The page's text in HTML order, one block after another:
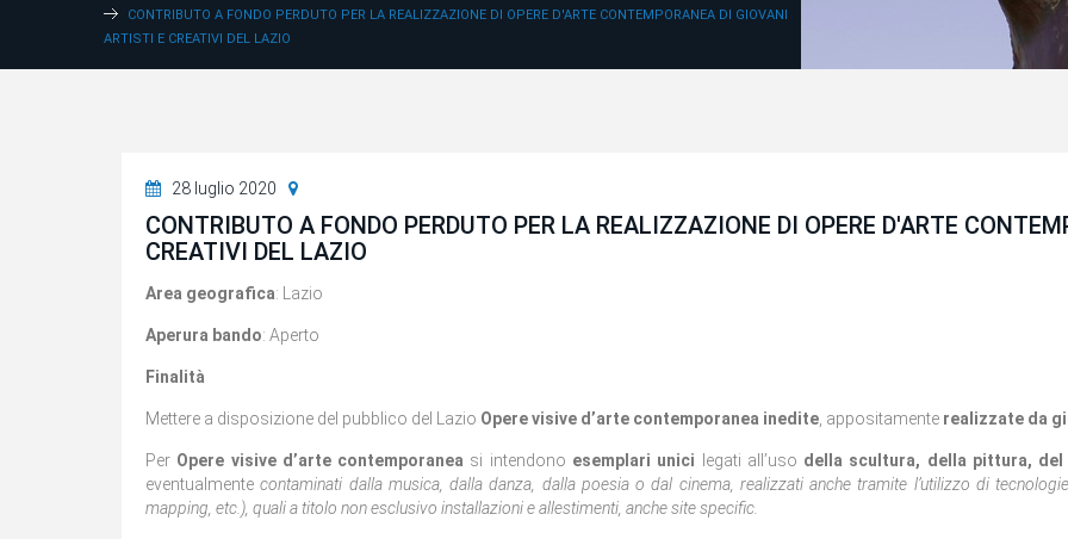
CONTRIBUTO A FONDO PERDUTO PER LA REALIZZAZIONE DI OPERE D'ARTE CONTEMPORANEA DI GIOVANI
ARTISTI E CREATIVI DEL LAZIO
28 luglio 2020
CONTRIBUTO A FONDO PERDUTO PER LA REALIZZAZIONE DI OPERE D'ARTE
CREATIVI DEL LAZIO
Area geografica: Lazio
Aperura bando: Aperto
Finalità
Mettere a disposizione del pubblico del Lazio Opere visive d’arte contemporanea inedite , appositamente realizzate da
Per Opere visive d’arte contemporanea si intendono esemplari unici legati all’uso della scultura, della pittura,
eventualmentecontaminati dalla musica, dalla danza, dalla poesia o dal cinema, realizzati anche tramite l’utilizzo di
mapping, etc.), quali a titolo non esclusivo installazioni e allestimenti, anche site specific.